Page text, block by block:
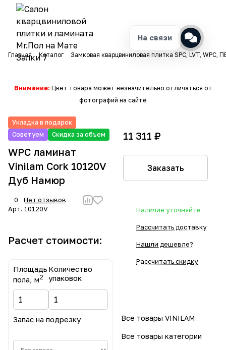
Главная Каталог Замковая кварцвиниловая плитка SPC, LVT, WPC,
Внимание: Цвет товара может незначительно отличаться от
фотографий на сайте
Укладка в подарок
Советуем
Скидка за объем
WPC ламинат
Vinilam Cork 10120V
Дуб Намюр
0
Нет отзывов
Арт. 10120V
Расчет стоимости:
Площадь
пола, м2
Количество
упаковок
Запас на подрезку
11 311 ₽
Заказать
Наличие уточняйте
Рассчитать доставку
Нашли дешевле?
Рассчитать скидку
Все товары VINILAM
Все товары категории
На связи